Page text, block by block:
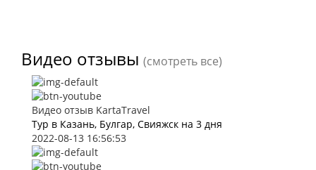
Видео отзывы (смотреть все)
Видео отзыв KartaTravel
Тур в Казань, Булгар, Свияжск на 3 дня
2022-08-13 16:56:53